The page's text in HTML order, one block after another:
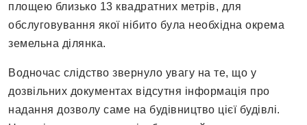
площею близько 13 квадратних метрів, для
обслуговування якої нібито була необхідна окрема
земельна ділянка.
Водночас слідство звернуло увагу на те, що у
дозвільних документах відсутня інформація про
надання дозволу саме на будівництво цієї будівлі.